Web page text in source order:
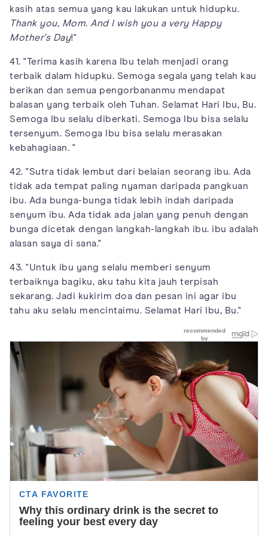
kasih atas semua yang kau lakukan untuk hidupku.
Thank you, Mom. And I wish you a very Happy
Mother's Day!"
41. "Terima kasih karena Ibu telah menjadi orang
terbaik dalam hidupku. Semoga segala yang telah kau
berikan dan semua pengorbananmu mendapat
balasan yang terbaik oleh Tuhan. Selamat Hari Ibu, Bu.
Semoga Ibu selalu diberkati. Semoga Ibu bisa selalu
tersenyum. Semoga Ibu bisa selalu merasakan
kebahagiaan. "
42. "Sutra tidak lembut dari belaian seorang ibu. Ada
tidak ada tempat paling nyaman daripada pangkuan
ibu. Ada bunga-bunga tidak lebih indah daripada
senyum ibu. Ada tidak ada jalan yang penuh dengan
bunga dicetak dengan langkah-langkah ibu. ibu adalah
alasan saya di sana."
43. "Untuk ibu yang selalu memberi senyum
terbaiknya bagiku, aku tahu kita jauh terpisah
sekarang. Jadi kukirim doa dan pesan ini agar ibu
tahu aku selalu mencintaimu. Selamat Hari Ibu, Bu."